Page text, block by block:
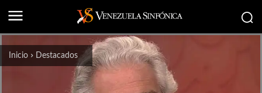
Inicio Destacados